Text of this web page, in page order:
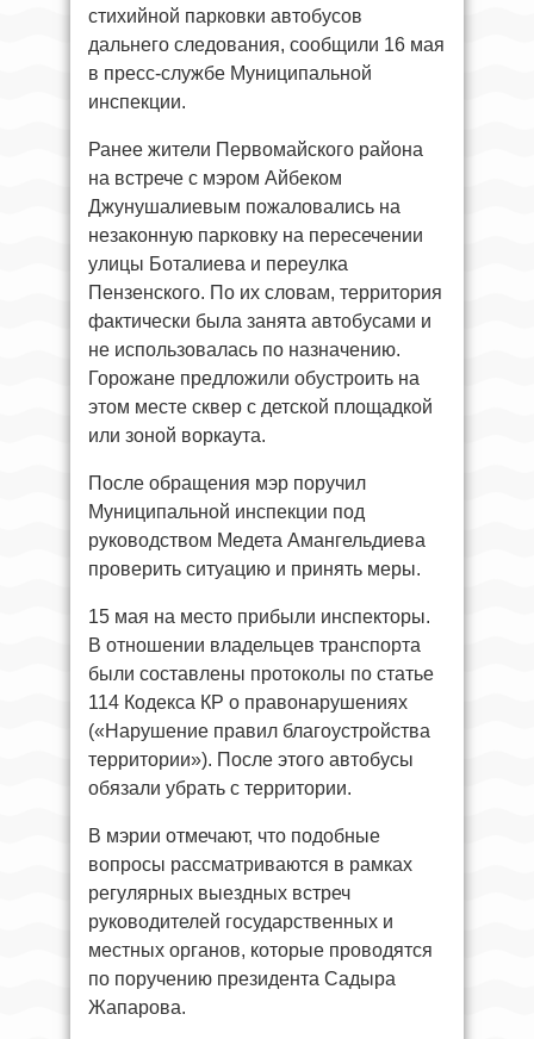
стихийной парковки автобусов
дальнего следования, сообщили 16 мая
в пресс-службе Муниципальной
инспекции.
Ранее жители Первомайского района
на встрече с мэром Айбеком
Джунушалиевым пожаловались на
незаконную парковку на пересечении
улицы Боталиева и переулка
Пензенского. По их словам, территория
фактически была занята автобусами и
не использовалась по назначению.
Горожане предложили обустроить на
этом месте сквер с детской площадкой
или зоной воркаута.
После обращения мэр поручил
Муниципальной инспекции под
руководством Медета Амангельдиева
проверить ситуацию и принять меры.
15 мая на место прибыли инспекторы.
В отношении владельцев транспорта
были составлены протоколы по статье
114 Кодекса КР о правонарушениях
(«Нарушение правил благоустройства
территории»). После этого автобусы
обязали убрать с территории.
В мэрии отмечают, что подобные
вопросы рассматриваются в рамках
регулярных выездных встреч
руководителей государственных и
местных органов, которые проводятся
по поручению президента Садыра
Жапарова.